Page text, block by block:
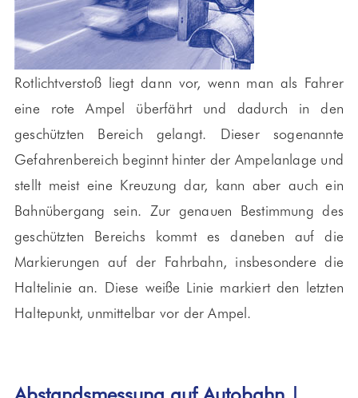
Rotlichtverstoß liegt dann vor, wenn man als Fahrer
eine rote Ampel überfährt und dadurch in den
geschützten Bereich gelangt. Dieser sogenannte
Gefahrenbereich beginnt hinter der Ampelanlage und
stellt meist eine Kreuzung dar, kann aber auch ein
Bahnübergang sein. Zur genauen Bestimmung des
geschützten Bereichs kommt es daneben auf die
Markierungen auf der Fahrbahn, insbesondere die
Haltelinie an. Diese weiße Linie markiert den letzten
Haltepunkt, unmittelbar vor der Ampel.